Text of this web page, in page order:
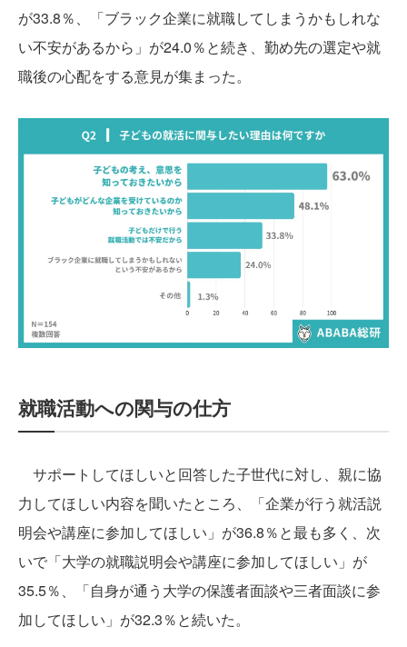
が33.8％、「ブラック企業に就職してしまうかもしれな
い不安があるから」が24.0％と続き、勤め先の選定や就
職後の心配をする意見が集まった。
就職活動への関与の仕方
サポートしてほしいと回答した子世代に対し、親に協
力してほしい内容を聞いたところ、「企業が行う就活説
明会や講座に参加してほしい」が36.8％と最も多く、次
いで「大学の就職説明会や講座に参加してほしい」が
35.5％、「自身が通う大学の保護者面談や三者面談に参
加してほしい」が32.3％と続いた。